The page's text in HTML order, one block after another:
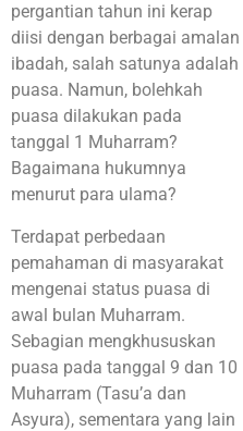
pergantian tahun ini kerap
diisi dengan berbagai amalan
ibadah, salah satunya adalah
puasa. Namun, bolehkah
puasa dilakukan pada
tanggal 1 Muharram?
Bagaimana hukumnya
menurut para ulama?
Terdapat perbedaan
pemahaman di masyarakat
mengenai status puasa di
awal bulan Muharram.
Sebagian mengkhususkan
puasa pada tanggal 9 dan 10
Muharram (Tasu’a dan
Asyura), sementara yang lain